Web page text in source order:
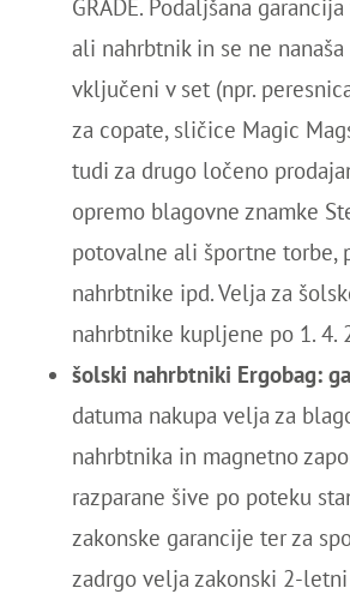
GRADE. Podaljšana
ali nahrbtnik in se ne
vključeni v set (npr.
za copate, sličice Magic
tudi za drugo ločeno
opremo blagovne znamke
potovalne ali športne torbe,
nahrbtnike ipd. Velja za
nahrbtnike kupljene po 1. 4.
šolski nahrbtniki Ergobag:
datuma nakupa velja za
nahrbtnika in magnetno
razparane šive po poteku
zakonske garancije ter za
zadrgo velja zakonski 2-